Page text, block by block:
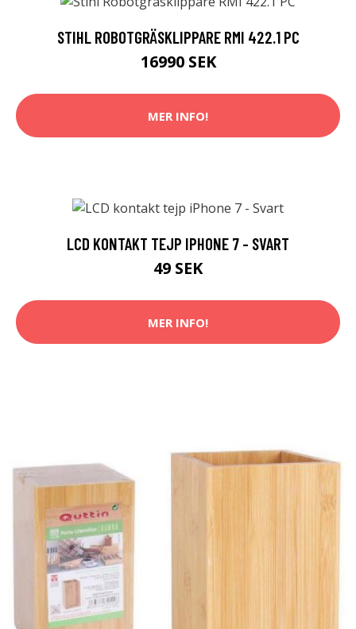
STIHL ROBOTGRÄSKLIPPARE RMI 422.1 PC
16990 SEK
MER INFO!
LCD KONTAKT TEJP IPHONE 7 - SVART
49 SEK
MER INFO!